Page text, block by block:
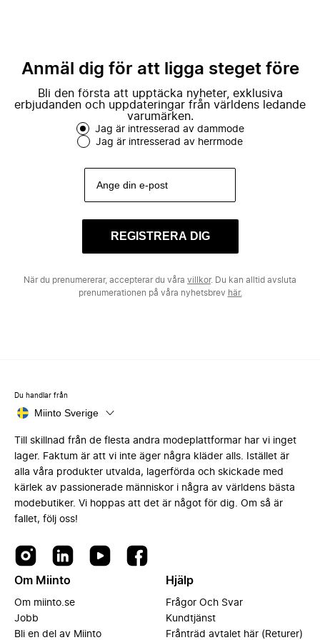
Anmäl dig för att ligga steget före
Bli den första att upptäcka nyheter, exklusiva
erbjudanden och uppdateringar från världens ledande
varumärken.
Jag är intresserad av dammode
Jag är intresserad av herrmode
REGISTRERA DIG
När du prenumererar, accepterar du våra villkor. Du kan alltid avsluta
prenumerationen på våra nyhetsbrev här.
Du handlar från
Miinto Sverige
Till skillnad från de flesta andra modeplattformar har vi inget
lager. Faktum är att vi inte äger några kläder alls. Istället är
alla våra produkter utvalda, lagerförda och skickade med
kärlek av passionerade människor i några av världens bästa
modebutiker. Vi hoppas att det är något för dig. Om så är
fallet, följ oss!
Om Miinto
Om miinto.se
Jobb
Bli en del av Miinto
Hjälp
Frågor Och Svar
Kundtjänst
Frånträd avtalet här (Returer)